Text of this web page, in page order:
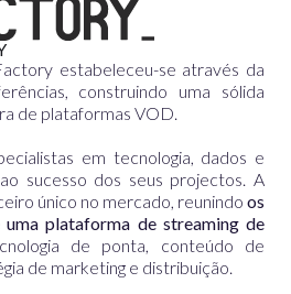
estabeleceu-se através da
construindo uma sólida
de plataformas VOD.
em tecnologia, dados e
sucesso dos seus projectos. A
único no mercado, reunindo os
uma plataforma de streaming de
de ponta, conteúdo de
de marketing e distribuição.